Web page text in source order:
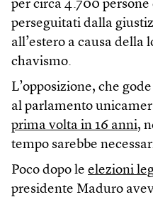
per circa 4.700
perseguitati dalla
all’estero a causa della
chavismo.
L’opposizione, che
al parlamento
prima volta in 16 anni,
tempo sarebbe
Poco dopo le elezioni
presidente Maduro